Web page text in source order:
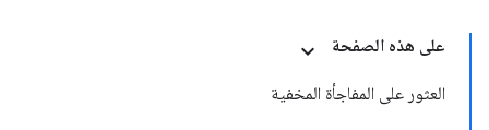
على هذه الصفحة
العثور على المفاجأة المخفية